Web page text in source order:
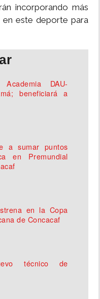
incorporando más
en este deporte para
DAU-
beneficiará a
a sumar puntos
en Premundial
en la Copa
de Concacaf
técnico de